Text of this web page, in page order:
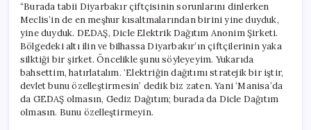
“Burada tabii Diyarbakır çiftçisinin sorunlarını dinlerken
Meclis’in de en meşhur kısaltmalarından birini yine duyduk,
yine duyduk. DEDAŞ, Dicle Elektrik Dağıtım Anonim Şirketi.
Bölgedeki altı ilin ve bilhassa Diyarbakır’ın çiftçilerinin yaka
silktiği bir şirket. Öncelikle şunu söyleyeyim. Yukarıda
bahsettim, hatırlatalım. ‘Elektriğin dağıtımı stratejik bir iştir,
devlet bunu özelleştirmesin’ dedik biz zaten. Yani ‘Manisa’da
da GEDAŞ olmasın, Gediz Dağıtım; burada da Dicle Dağıtım
olmasın. Bunu özelleştirmeyin.